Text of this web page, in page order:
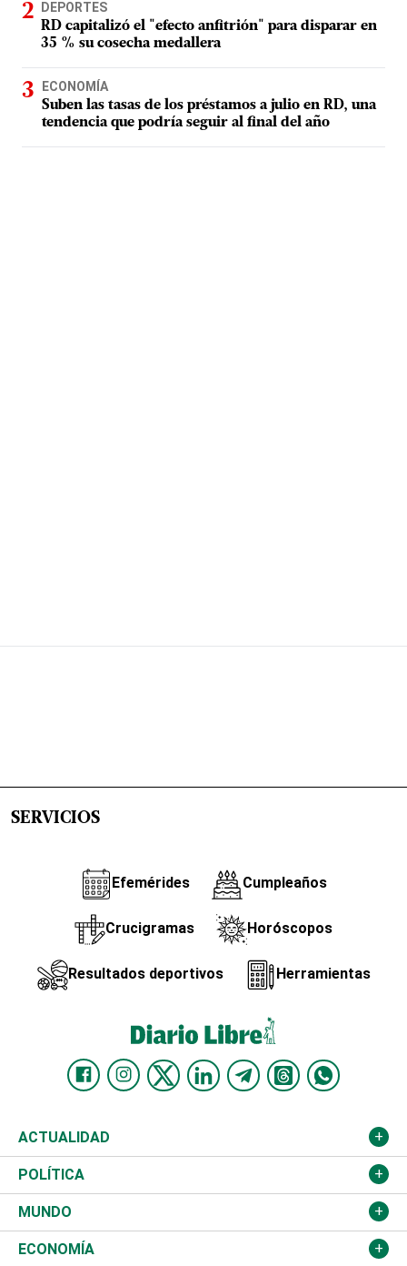
DEPORTES
RD capitalizó el "efecto anfitrión" para disparar en
35 % su cosecha medallera
ECONOMÍA
Suben las tasas de los préstamos a julio en RD, una
tendencia que podría seguir al final del año
SERVICIOS
Efemérides Cumpleaños
Crucigramas Horóscopos
Resultados deportivos Herramientas
ACTUALIDAD
Nacional
Ciudad
Educación
POLÍTICA
Partidos
JCE
MUNDO
Estados Unidos
ECONOMÍA